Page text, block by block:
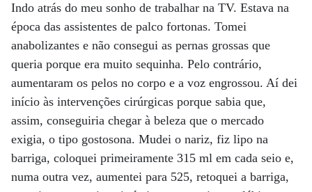
Indo atrás do meu sonho de trabalhar na TV. Estava na
época das assistentes de palco fortonas. Tomei
anabolizantes e não consegui as pernas grossas que
queria porque era muito sequinha. Pelo contrário,
aumentaram os pelos no corpo e a voz engrossou. Aí dei
início às intervenções cirúrgicas porque sabia que,
assim, conseguiria chegar à beleza que o mercado
exigia, o tipo gostosona. Mudei o nariz, fiz lipo na
barriga, coloquei primeiramente 315 ml em cada seio e,
numa outra vez, aumentei para 525, retoquei a barriga,